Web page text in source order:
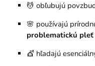
💆 obľubujú
🌸 používajú
problematickú pleť
💇 hľadajú